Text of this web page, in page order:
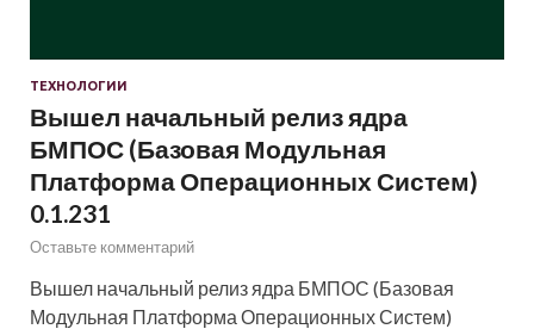
ТЕХНОЛОГИИ
Вышел начальный релиз ядра
БМПОС (Базовая Модульная
Платформа Операционных Систем)
0.1.231
Оставьте комментарий
Вышел начальный релиз ядра БМПОС (Базовая
Модульная Платформа Операционных Систем)